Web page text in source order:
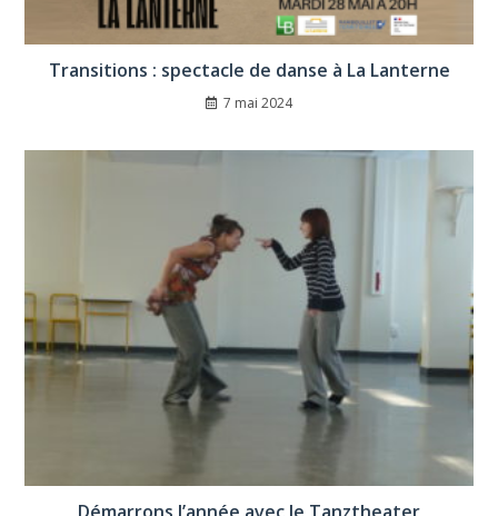
Transitions : spectacle de danse à La Lanterne
7 mai 2024